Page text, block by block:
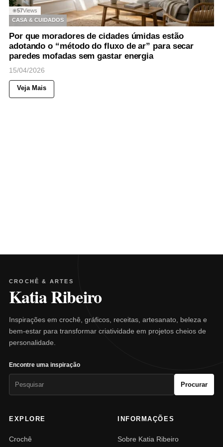
◉57Views
CASA & CUIDADOS
Por que moradores de cidades úmidas estão
adotando o “método do fluxo de ar” para secar
paredes mofadas sem gastar energia
15/04/2026
Veja Mais
CROCHÊ & ARTES
Katia Ribeiro
Inspirações em crochê, gráficos, receitas, artesanato, beleza e
bem-estar para transformar criatividade em projetos cheios de
personalidade.
Encontre uma inspiração
Procurar
EXPLORE
Crochê
INFORMAÇÕES
Sobre Katia Ribeiro